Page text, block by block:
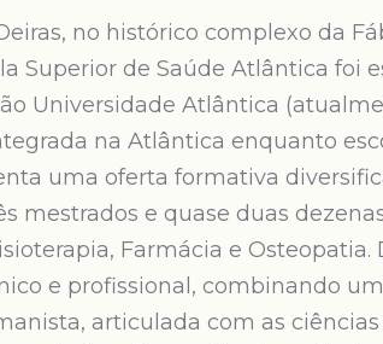
no histórico complexo da
Superior de Saúde Atlântica
Universidade Atlântica
na Atlântica enquanto
uma oferta formativa
mestrados e quase duas
Farmácia e
e profissional, combinando
articulada com as